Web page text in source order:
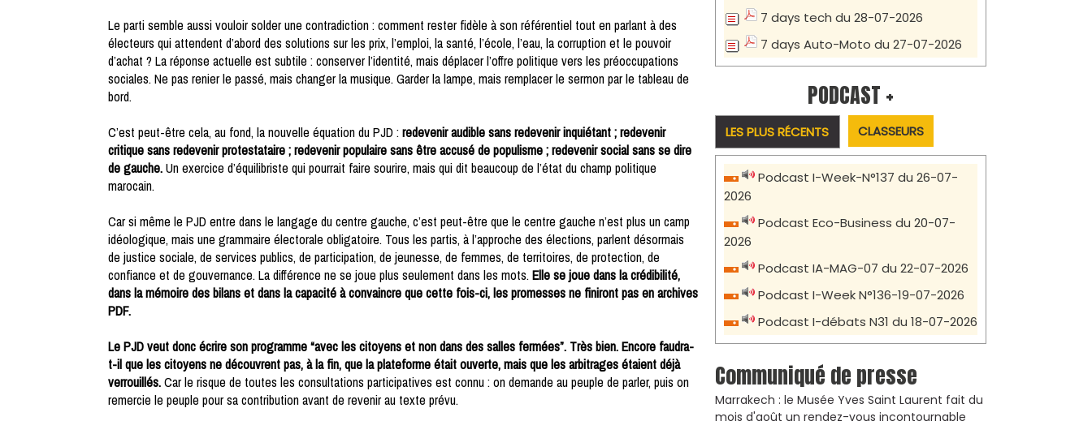
Le parti semble aussi vouloir solder une contradiction : comment rester fidèle à son référentiel tout en parlant à des
électeurs qui attendent d’abord des solutions sur les prix, l’emploi, la santé, l’école, l’eau, la corruption et le pouvoir
d’achat ? La réponse actuelle est subtile : conserver l’identité, mais déplacer l’offre politique vers les préoccupations
sociales. Ne pas renier le passé, mais changer la musique. Garder la lampe, mais remplacer le sermon par le tableau de
bord.
C’est peut-être cela, au fond, la nouvelle équation du PJD :redevenir audible sans redevenir inquiétant ; redevenir
critique sans redevenir protestataire ; redevenir populaire sans être accusé de populisme ; redevenir social sans se dire
de gauche.Un exercice d’équilibriste qui pourrait faire sourire, mais qui dit beaucoup de l’état du champ politique
marocain.
Car si même le PJD entre dans le langage du centre gauche, c’est peut-être que le centre gauche n’est plus un camp
idéologique, mais une grammaire électorale obligatoire. Tous les partis, à l’approche des élections, parlent désormais
de justice sociale, de services publics, de participation, de jeunesse, de femmes, de territoires, de protection, de
confiance et de gouvernance. La différence ne se joue plus seulement dans les mots.Elle se joue dans la crédibilité,
dans la mémoire des bilans et dans la capacité à convaincre que cette fois-ci, les promesses ne finiront pas en archives
PDF.
Le PJD veut donc écrire son programme “avec les citoyens et non dans des salles fermées”. Très bien. Encore faudra-
t-il que les citoyens ne découvrent pas, à la fin, que la plateforme était ouverte, mais que les arbitrages étaient déjà
verrouillés.Car le risque de toutes les consultations participatives est connu : on demande au peuple de parler, puis on
remercie le peuple pour sa contribution avant de revenir au texte prévu.
7 days tech du 28-07-2026
7 days Auto-Moto du 27-07-2026
PODCAST +
LES PLUS RÉCENTS CLASSEURS
Podcast I-Week-N°137 du 26-07-
2026
Podcast Eco-Business du 20-07-
2026
Podcast IA-MAG-07 du 22-07-2026
Podcast I-Week N°136-19-07-2026
Podcast I-débats N31 du 18-07-2026
Communiqué de presse
Marrakech : le Musée Yves Saint Laurent fait du
mois d'août un rendez-vous incontournable